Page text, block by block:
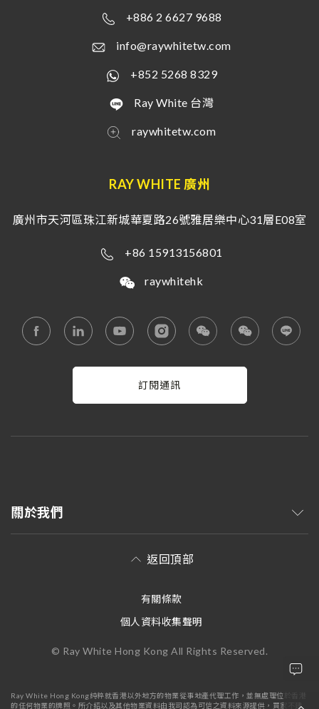
+886 2 6627 9688
info@raywhitetw.com
+852 5268 8329
Ray White 台灣
raywhitetw.com
RAY WHITE 廣州
廣州市天河區珠江新城華夏路26號雅居樂中心31層E08室
+86 15913156801
raywhitehk
訂閱通訊
關於我們
返回頂部
有關條款
個人資料收集聲明
© Ray White Hong Kong All Rights Reserved.
Ray White Hong Kong純粹就香港以外地方的物業從事地產代理工作，並無處理位於香港
的任何物業的牌照。所介紹以及其他物業資料由我司認為可信之資料來源提供，買家不建